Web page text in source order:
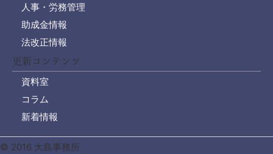
人事・労務管理
助成金情報
法改正情報
更新コンテンツ
資料室
コラム
新着情報
© 2016 大島事務所